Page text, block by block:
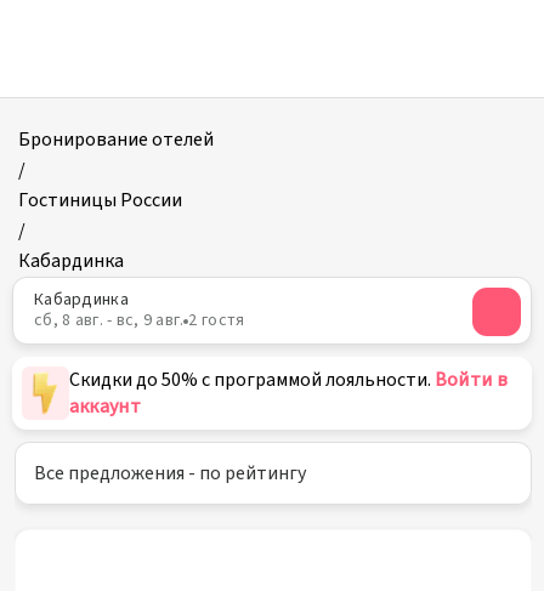
|
Страница
3Бронирование отелей
/
Гостиницы России
/
Кабардинка
Кабардинка
сб, 8 авг. - вс, 9 авг. 2 гостя
Скидки до 50% с программой лояльности. Войти в
аккаунт
Все предложения - по рейтингу